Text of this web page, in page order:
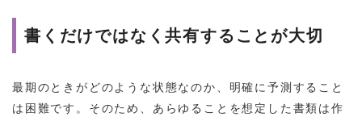
書くだけではなく共有することが大切
最期のときがどのような状態なのか、明確に予測すること
は困難です。そのため、あらゆることを想定した書類は作